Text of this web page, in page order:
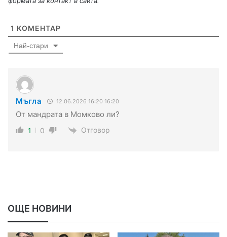
1 КОМЕНТАР
Най-стари
Мъгла 12.06.2026 16:20 16:20
От мандрата в Момково ли?
1 0 Отговор
ОЩЕ НОВИНИ